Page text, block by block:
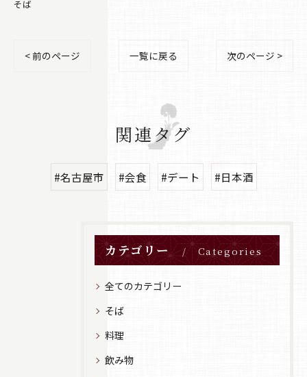
そば
< 前のページ 一覧に戻る 次のページ >
関連タグ
#名古屋市 #会食 #デート #日本酒
カテゴリー Categories
全てのカテゴリー
そば
料理
飲み物